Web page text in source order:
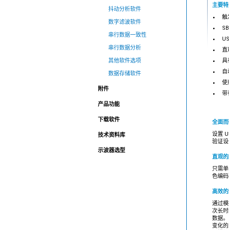
主要
触
直
具
自
使
带
全面
设置
验证
直观
只需
色编
高效的
通过
次长
数据
变化
抖动分析软件
数字滤波软件
串行数据一致性
串行数据分析
其他软件选项
数据存储软件
附件
产品功能
下载软件
技术资料库
示波器选型